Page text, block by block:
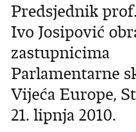
Predsjednik
Ivo Josipović
zastupnicima
Parlamentarne
Vijeća Europe,
21. lipnja 2010.